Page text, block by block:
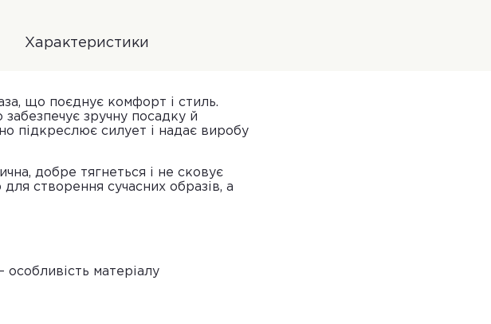
Характеристики
що поєднує комфорт і стиль.
зручну посадку й
підкреслює силует і надає виробу
добре тягнеться і не сковує
створення сучасних образів, а
особливість матеріалу